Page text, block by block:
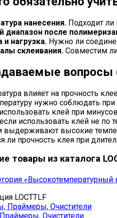
нанесения. Подходит ли
диапазон после
и нагрузка. Нужно ли
склеивания. Совместим
вопросы
влияет на прочность
нужно соблюдать при
клей при
использовать клей не по
выдерживают высокие
ли прочность клея при
товары из каталога
LOCTTLF
Очистители